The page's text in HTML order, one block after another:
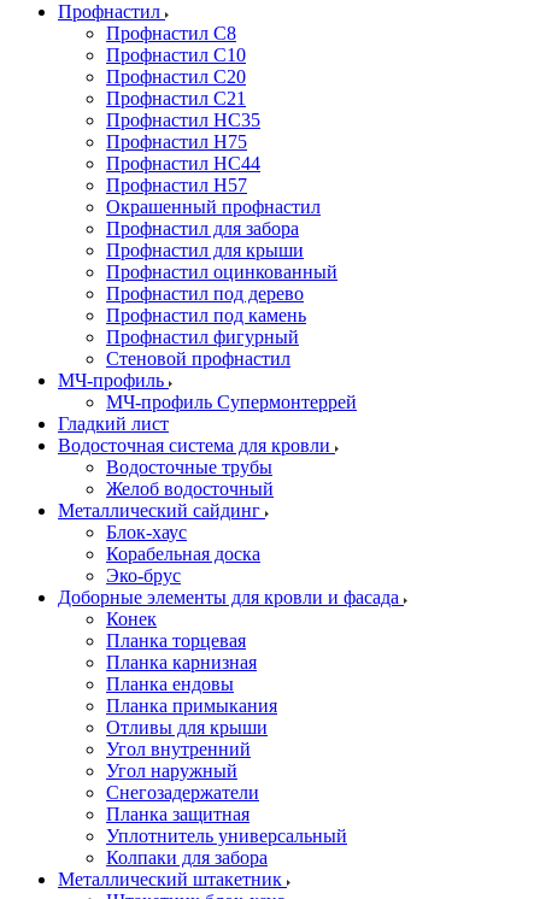
Профнастил
Профнастил С8
Профнастил С10
Профнастил С20
Профнастил С21
Профнастил НС35
Профнастил Н75
Профнастил HC44
Профнастил Н57
Окрашенный профнастил
Профнастил для забора
Профнастил для крыши
Профнастил оцинкованный
Профнастил под дерево
Профнастил под камень
Профнастил фигурный
Стеновой профнастил
МЧ-профиль
МЧ-профиль Супермонтеррей
Гладкий лист
Водосточная система для кровли
Водосточные трубы
Желоб водосточный
Металлический сайдинг
Блок-хаус
Корабельная доска
Эко-брус
Доборные элементы для кровли и фасада
Конек
Планка торцевая
Планка карнизная
Планка ендовы
Планка примыкания
Отливы для крыши
Угол внутренний
Угол наружный
Снегозадержатели
Планка защитная
Уплотнитель универсальный
Колпаки для забора
Металлический штакетник